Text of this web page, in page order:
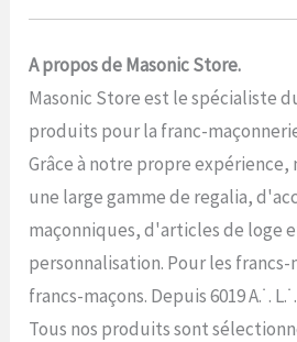
A propos de Masonic Store.
Masonic Store est le spécialiste
produits pour la franc-
Grâce à notre propre expérience,
une large gamme de regalia,
maçonniques, d'articles de loge
personnalisation. Pour les francs-
francs-maçons. Depuis 6019 A.˙. L.˙.
Tous nos produits sont